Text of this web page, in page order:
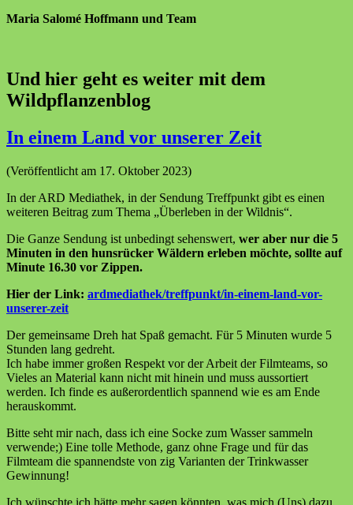
Maria Salomé Hoffmann und Team
Und hier geht es weiter mit dem
Wildpflanzenblog
In einem Land vor unserer Zeit
(Veröffentlicht am 17. Oktober 2023)
In der ARD Mediathek, in der Sendung Treffpunkt gibt es einen
weiteren Beitrag zum Thema „Überleben in der Wildnis“.
Die Ganze Sendung ist unbedingt sehenswert, wer aber nur die 5
Minuten in den hunsrücker Wäldern erleben möchte, sollte auf
Minute 16.30 vor Zippen.
Hier der Link: ardmediathek/treffpunkt/in-einem-land-vor-
unserer-zeit
Der gemeinsame Dreh hat Spaß gemacht. Für 5 Minuten wurde 5
Stunden lang gedreht.
Ich habe immer großen Respekt vor der Arbeit der Filmteams, so
Vieles an Material kann nicht mit hinein und muss aussortiert
werden. Ich finde es außerordentlich spannend wie es am Ende
herauskommt.
Bitte seht mir nach, dass ich eine Socke zum Wasser sammeln
verwende;) Eine tolle Methode, ganz ohne Frage und für das
Filmteam die spannendste von zig Varianten der Trinkwasser
Gewinnung!
Ich wünschte ich hätte mehr sagen könnten, was mich (Uns) dazu